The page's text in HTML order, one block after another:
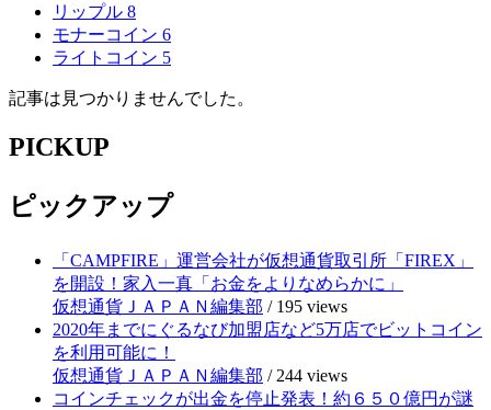
リップル 8
モナーコイン 6
ライトコイン 5
記事は見つかりませんでした。
PICKUP
ピックアップ
「CAMPFIRE」運営会社が仮想通貨取引所「FIREX」
を開設！家入一真「お金をよりなめらかに」
仮想通貨ＪＡＰＡＮ編集部 / 195 views
2020年までにぐるなび加盟店など5万店でビットコイン
を利用可能に！
仮想通貨ＪＡＰＡＮ編集部 / 244 views
コインチェックが出金を停止発表！約６５０億円が謎